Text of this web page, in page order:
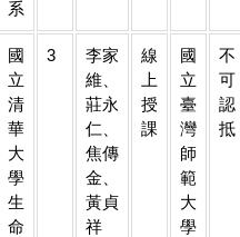
系
國
立
清
華
大
學
生
命
3
李家
維、
莊永
仁、
焦傳
金、
黃貞
祥
線
上
授
課
國
立
臺
灣
師
範
大
學
不
可
認
抵